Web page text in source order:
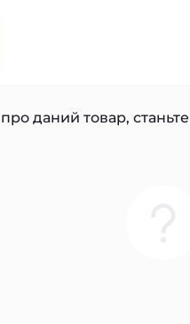
даний товар,